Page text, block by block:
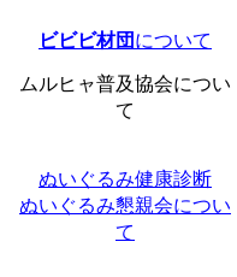
ビビビ材団 について
ムルヒャ普及協会につい
て
ぬいぐるみ健康診断
ぬいぐるみ懇親会につい
て